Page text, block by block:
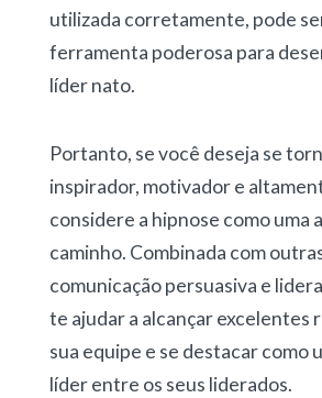
utilizada corretamente, pode
ferramenta poderosa para
líder nato.
Portanto, se você deseja se
inspirador, motivador e
considere a hipnose como uma
caminho. Combinada com
comunicação persuasiva e
te ajudar a alcançar excelentes
sua equipe e se destacar como
líder entre os seus liderados.